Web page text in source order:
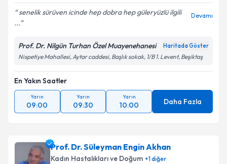
senelik sürüven icinde hep dobra hep güleryüzlü ilgili
...
Devamı
Prof. Dr. Nilgün Turhan Özel Muayenehanesi Haritada Göster
Nispetiye Mahallesi, Aytar caddesi, Başlık sokak, 1/B 1. Levent, Beşiktaş
En Yakın Saatler
Yarın
09:00
Yarın
09:30
Yarın
10:00 Daha Fazla
Prof. Dr. Süleyman Engin Akhan
Kadın Hastalıkları ve Doğum +1diğer